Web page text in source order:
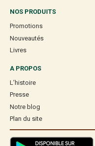
NOS PRODUITS
Promotions
Nouveautés
Livres
A PROPOS
L’histoire
Presse
Notre blog
Plan du site